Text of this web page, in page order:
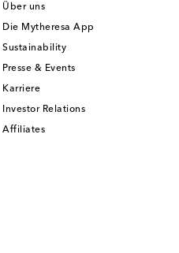
Über uns
Die Mytheresa App
Sustainability
Presse & Events
Karriere
Investor Relations
Affiliates